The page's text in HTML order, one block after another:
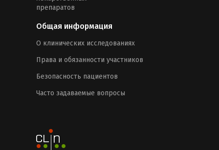
препаратов
Общая информация
О клинических исследованиях
Права и обязанности участников
Безопасность пациентов
Часто задаваемые вопросы